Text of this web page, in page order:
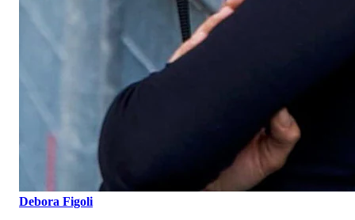
Debora Figoli